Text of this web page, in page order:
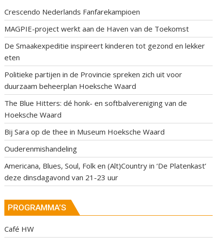
Crescendo Nederlands Fanfarekampioen
MAGPIE-project werkt aan de Haven van de Toekomst
De Smaakexpeditie inspireert kinderen tot gezond en lekker
eten
Politieke partijen in de Provincie spreken zich uit voor
duurzaam beheerplan Hoeksche Waard
The Blue Hitters: dé honk- en softbalvereniging van de
Hoeksche Waard
Bij Sara op de thee in Museum Hoeksche Waard
Ouderenmishandeling
Americana, Blues, Soul, Folk en (Alt)Country in ‘De Platenkast’
deze dinsdagavond van 21-23 uur
PROGRAMMA’S
Café HW